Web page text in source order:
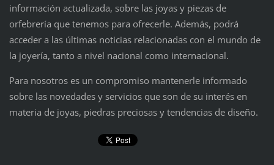
información actualizada, sobre las joyas y piezas de
orfebrería que tenemos para ofrecerle. Además, podrá
acceder a las últimas noticias relacionadas con el mundo de
la joyería, tanto a nivel nacional como internacional.
Para nosotros es un compromiso mantenerle informado
sobre las novedades y servicios que son de su interés en
materia de joyas, piedras preciosas y tendencias de diseño.